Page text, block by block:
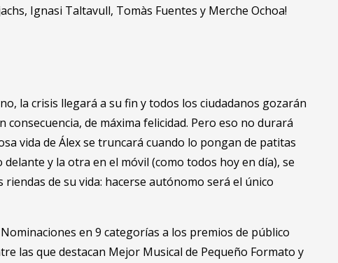
Ignasi Taltavull, Tomàs Fuentes y Merche Ochoa!
la crisis llegará a su fin y todos los ciudadanos gozarán
consecuencia, de máxima felicidad. Pero eso no durará
vida de Álex se truncará cuando lo pongan de patitas
delante y la otra en el móvil (como todos hoy en día), se
de su vida: hacerse autónomo será el único
en 9 categorías a los premios de público
las que destacan Mejor Musical de Pequeño Formato y